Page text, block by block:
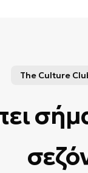
The Culture